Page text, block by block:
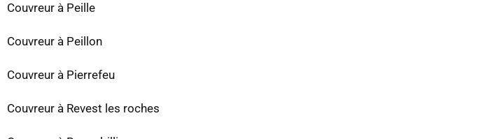
Couvreur à Peille
Couvreur à Peillon
Couvreur à Pierrefeu
Couvreur à Revest les roches